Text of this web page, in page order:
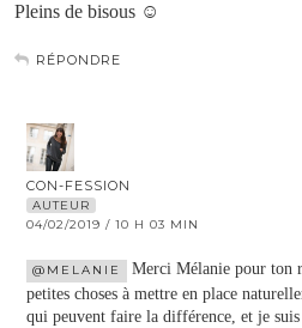
Pleins de bisous ☺️
RÉPONDRE
CON-FESSION
AUTEUR
04/02/2019 / 10 H 03 MIN
@MELANIE
Merci Mélanie pour ton
petites choses à mettre en place
qui peuvent faire la différence, et je